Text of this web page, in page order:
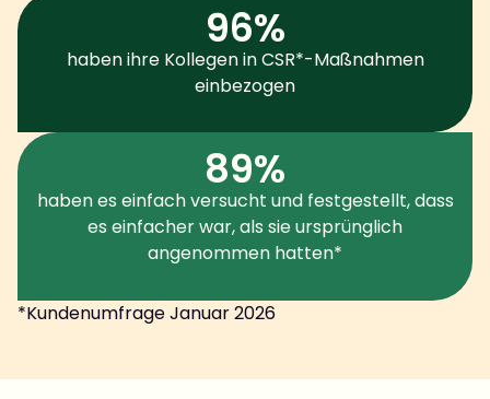
96%
haben ihre Kollegen in CSR*-Maßnahmen
einbezogen
89%
haben es einfach versucht und festgestellt, dass
es einfacher war, als sie ursprünglich
angenommen hatten*
*Kundenumfrage Januar 2026